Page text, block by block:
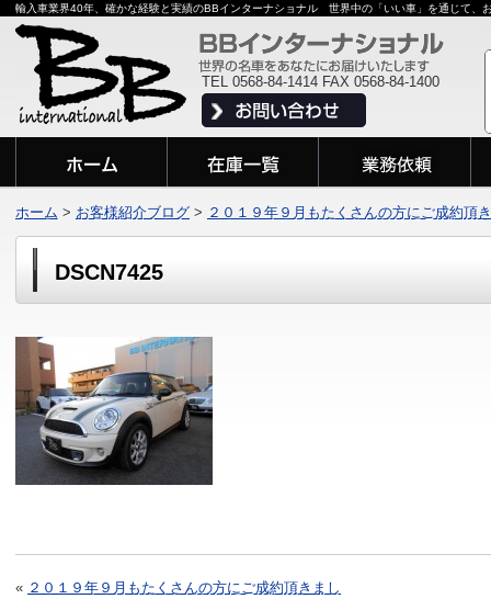
輸入車業界40年、確かな経験と実績のBBインターナショナル 世界中の「いい車」を通じて、
TEL 0568-84-1414 FAX 0568-84-1400
DSCN7425
« ２０１９年９月もたくさんの方にご成約頂きまし
ホーム > お客様紹介ブログ > ２０１９年９月もたくさんの方にご成約頂